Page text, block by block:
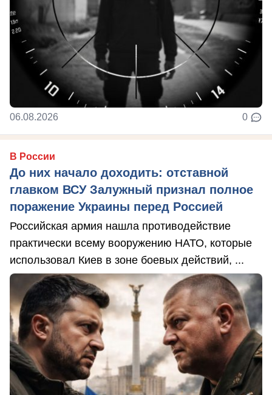
06.08.2026 0
В России
До них начало доходить: отставной
главком ВСУ Залужный признал полное
поражение Украины перед Россией
Российская армия нашла противодействие
практически всему вооружению НАТО, которые
использовал Киев в зоне боевых действий, ...